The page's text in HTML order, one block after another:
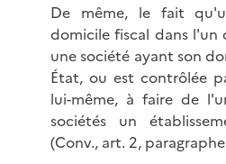
De même, le fait
domicile fiscal dans l'un
une société ayant son
État, ou est contrôlée
lui-même, à faire de
sociétés un
(Conv., art. 2,